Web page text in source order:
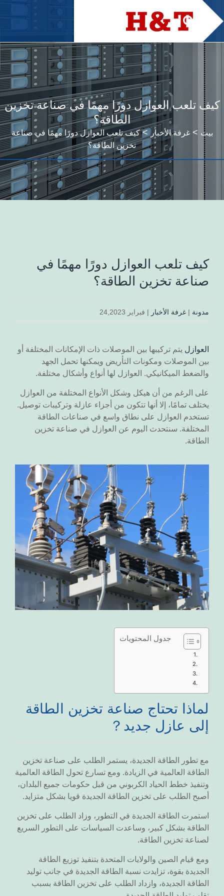
كيف تلعب العوازل دورًا مهمًا في صناعة تخزين
الطاقة؟
بيت >غرفة الأخبار>كيف تلعب العوازل دورًا مهمًا في صناعة
تخزين الطاقة؟
كيف تلعب العوازل دورًا مهمًا في
صناعة تخزين الطاقة؟
مدونة | غرفة الأخبار | فبراير 24,2023
العوازل يتم تركيبها بين الموصلات ذات الإمكانات المختلفة أو
بين الموصلات ومكونات التأريض ويمكنها تحمل الجهد
والضغط الميكانيكي. العوازل لها أنواع وأشكال مختلفة.
على الرغم من أن هيكل وشكل الأنواع المختلفة من العوازل
يختلف تمامًا، إلا أنها تتكون من أجزاء عازلة وتركيبات توصيل.
تستخدم العوازل على نطاق واسع في صناعات الطاقة
المختلفة. سنتحدث اليوم عن العوازل في صناعة تخزين
الطاقة.
جدول المحتويات
لماذا تحتاج صناعة تخزين الطاقة
إلى عازل جديد？
مع تطور الطاقة الجديدة، يستمر الطلب على صناعة تخزين
الطاقة العالمية في الزيادة. ومع تسارع تحول الطاقة العالمية
وتنفيذ خطط الحياد الكربوني من قبل حكومات جميع البلدان،
أصبح الطلب على تخزين الطاقة الجديدة قويا بشكل متزايد.
استمرت الطاقة الجديدة في التطور، وزاد الطلب على تخزين
الطاقة بشكل كبير، وساعدت السياسات على التطور السريع
لصناعة تخزين الطاقة.
ومع قيام الصين والولايات المتحدة بتنفيذ توزيع الطاقة
الجديدة بقوة، تزايدت نسبة الطاقة الجديدة في جانب توليد
الطاقة الجديدة، وازداد الطلب على تخزين الطاقة بسبب